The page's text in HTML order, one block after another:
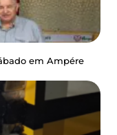
em Ampére